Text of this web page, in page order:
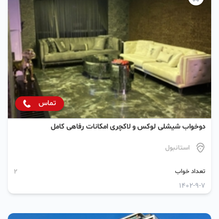
تماس
دوخواب شیشلی لوکس و لاکچری امکانات رفاهی کامل
استانبول
تعداد خواب 2
1402-9-7